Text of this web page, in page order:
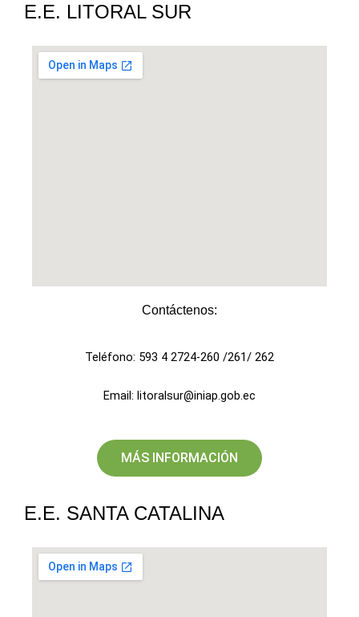
E.E. LITORAL SUR
Contáctenos:
Teléfono: 593 4 2724-260 /261/ 262
Email: litoralsur@iniap.gob.ec
MÁS INFORMACIÓN
E.E. SANTA CATALINA